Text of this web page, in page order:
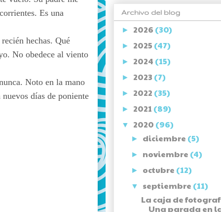
Es una
hechas. Qué
No obedece al viento
Noto en la mano
días de poniente
Archivo del blog
► 2026 (30)
► 2025 (47)
► 2024 (15)
► 2023 (7)
► 2022 (35)
► 2021 (89)
▼ 2020 (96)
► diciembre (5)
► noviembre (4)
► octubre (12)
▼ septiembre (11)
La caja de
Una parada en